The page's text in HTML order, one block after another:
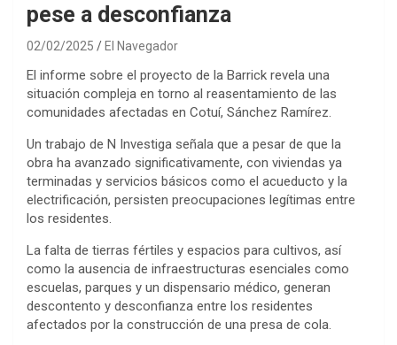
pese a desconfianza
02/02/2025 El Navegador
El informe sobre el proyecto de la Barrick revela una
situación compleja en torno al reasentamiento de las
comunidades afectadas en Cotuí, Sánchez Ramírez.
Un trabajo de N Investiga señala que a pesar de que la
obra ha avanzado significativamente, con viviendas ya
terminadas y servicios básicos como el acueducto y la
electrificación, persisten preocupaciones legítimas entre
los residentes.
La falta de tierras fértiles y espacios para cultivos, así
como la ausencia de infraestructuras esenciales como
escuelas, parques y un dispensario médico, generan
descontento y desconfianza entre los residentes
afectados por la construcción de una presa de cola.